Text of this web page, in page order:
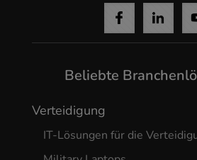
Beliebte
Verteidigung
IT-Lösungen für die